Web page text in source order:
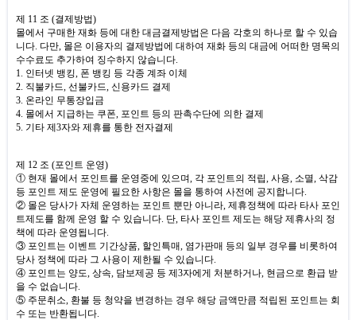
제 11 조 (결제방법)
몰에서 구매한 재화 등에 대한 대금결제방법은 다음 각호의 하나로 할 수 있습
니다 다만 몰은 이용자의 결제방법에 대하여 재화 등의 대금에 어떠한 명목의
수수료도 추가하여 징수하지 않습니다
1. 인터넷 뱅킹 폰 뱅킹 등 각종 계좌 이체
2. 직불카드 선불카드 신용카드 결제
3. 온라인 무통장입금
4. 몰에서 지급하는 쿠폰 포인트 등의 판촉수단에 의한 결제
5. 기타 제3자와 제휴를 통한 전자결제
제 12 조 (포인트 운영)
① 현재 몰에서 포인트를 운영중에 있으며 각 포인트의 적립 사용 소멸 삭감
등 포인트 제도 운영에 필요한 사항은 몰을 통하여 사전에 공지합니다
② 몰은 당사가 자체 운영하는 포인트 뿐만 아니라 제휴정책에 따라 타사 포인
트제도를 함께 운영 할 수 있습니다 단 타사 포인트 제도는 해당 제휴사의 정
책에 따라 운영됩니다
③ 포인트는 이벤트 기간상품 할인특매 염가판매 등의 일부 경우를 비롯하여
당사 정책에 따라 그 사용이 제한될 수 있습니다
④ 포인트는 양도 상속 담보제공 등 제3자에게 처분하거나 현금으로 환급 받
을 수 없습니다
⑤ 주문취소 환불 등 청약을 변경하는 경우 해당 금액만큼 적립된 포인트는 회
수 또는 반환됩니다